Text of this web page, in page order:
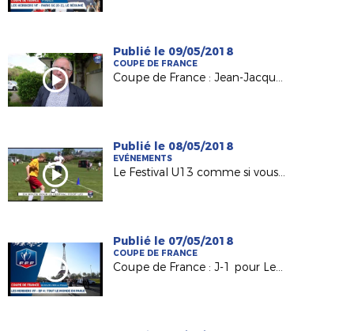
Publié le 09/05/2018
COUPE DE FRANCE
Coupe de France : Jean-Jacques Gazeau (Pdt District 85) derrière Les Herbiers VF
Publié le 08/05/2018
EVÉNEMENTS
Le Festival U13 comme si vous y étiez !
Publié le 07/05/2018
COUPE DE FRANCE
Coupe de France : J-1 pour Les Herbiers VF (National)